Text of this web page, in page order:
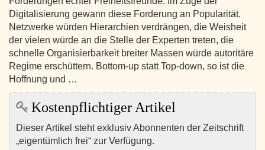
Digitalisierung gewann diese Forderung an Popularität.
Netzwerke würden Hierarchien verdrängen, die Weisheit
der vielen würde an die Stelle der Experten treten, die
schnelle Organisierbarkeit breiter Massen würde autoritäre
Regime erschüttern. Bottom-up statt Top-down, so ist die
Hoffnung und …
Kostenpflichtiger Artikel
Dieser Artikel steht exklusiv Abonnenten der Zeitschrift
„eigentümlich frei“ zur Verfügung.